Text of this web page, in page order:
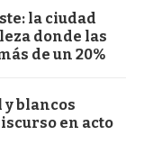
la ciudad
donde las
de un 20%
y blancos
en acto